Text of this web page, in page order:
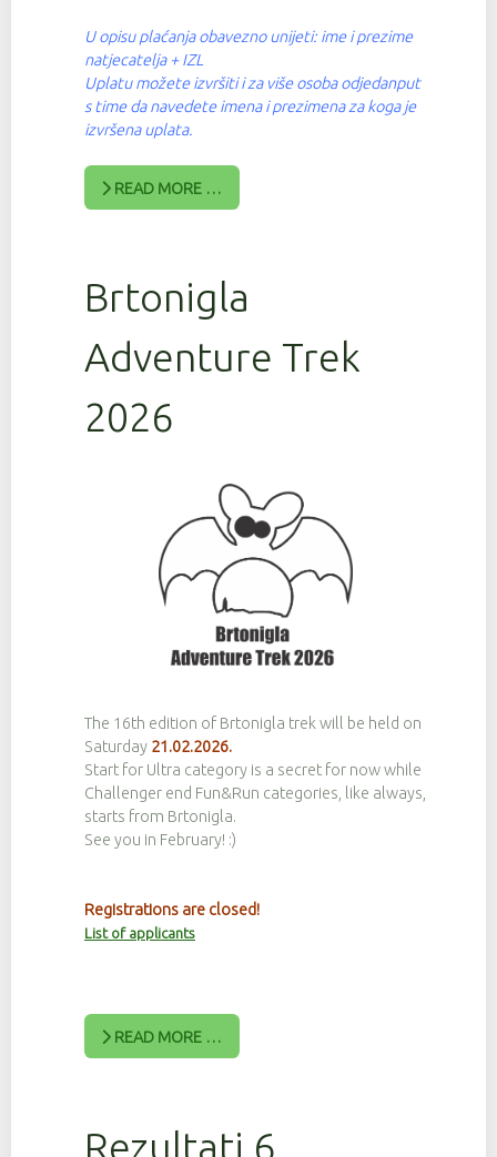
U opisu plaćanja obavezno unijeti: ime i prezime
natjecatelja + IZL
Uplatu možete izvršiti i za više osoba odjedanput
s time da navedete imena i prezimena za koga je
izvršena uplata.
READ MORE …
Brtonigla
Adventure Trek
2026
The 16th edition of Brtonigla trek will be held on
Saturday 21.02.2026.
Start for Ultra category is a secret for now while
Challenger end Fun&Run categories, like always,
starts from Brtonigla.
See you in February! :)
Registrations are closed!
List of applicants
READ MORE …
Rezultati 6